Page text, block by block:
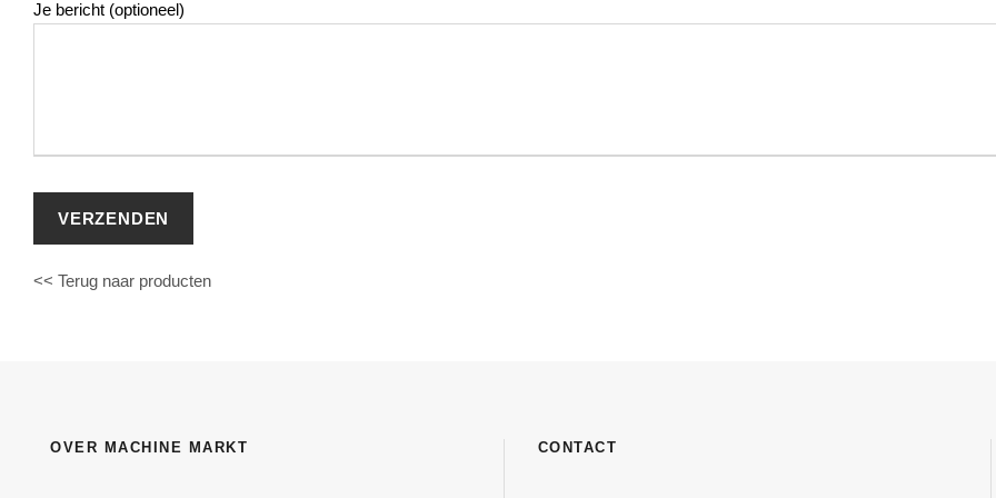
Je bericht (optioneel)
<< Terug naar producten
OVER MACHINE MARKT CONTACT